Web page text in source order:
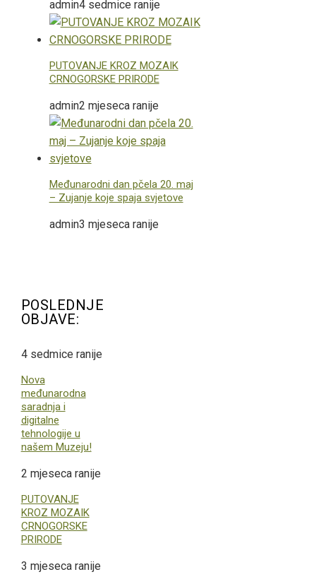
admin4 sedmice ranije
PUTOVANJE KROZ MOZAIK
CRNOGORSKE PRIRODE
admin2 mjeseca ranije
Međunarodni dan pčela 20. maj
– Zujanje koje spaja svjetove
admin3 mjeseca ranije
POSLEDNJE
OBJAVE:
4 sedmice ranije
Nova
međunarodna
saradnja i
digitalne
tehnologije u
našem Muzeju!
2 mjeseca ranije
PUTOVANJE
KROZ MOZAIK
CRNOGORSKE
PRIRODE
3 mjeseca ranije